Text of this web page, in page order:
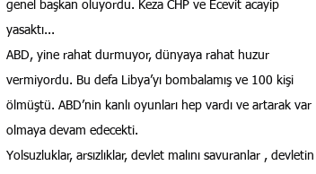
genel başkan oluyordu. Keza CHP ve Ecevit acayip
yasaktı...
ABD, yine rahat durmuyor, dünyaya rahat huzur
vermiyordu. Bu defa Libya’yı bombalamış ve 100 kişi
ölmüştü. ABD’nin kanlı oyunları hep vardı ve artarak var
olmaya devam edecekti.
Yolsuzluklar, arsızlıklar, devlet malını savuranlar , devletin